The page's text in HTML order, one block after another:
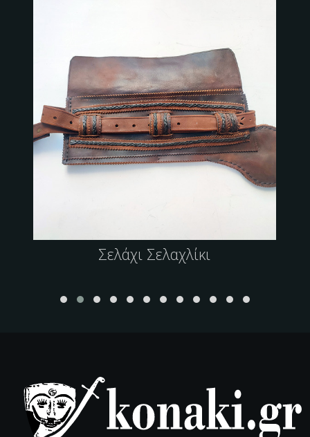
Σελάχι Σελαχλίκι